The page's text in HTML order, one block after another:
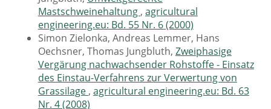
Mastschweinehaltung , agricultural
engineering.eu: Bd. 55 Nr. 6 (2000)
Simon Zielonka, Andreas Lemmer, Hans
Oechsner, Thomas Jungbluth, Zweiphasige
Vergärung nachwachsender Rohstoffe - Einsatz
des Einstau-Verfahrens zur Verwertung von
Grassilage , agricultural engineering.eu: Bd. 63
Nr. 4 (2008)